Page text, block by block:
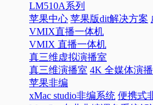
LM510A系列
苹果中心 苹果版dit解决方案
VMIX直播一体机
VMIX 直播一体机
真三维虚拟演播室
真三维演播室 4K 全媒体演
苹果非编
xMac studio非编系统 便携式